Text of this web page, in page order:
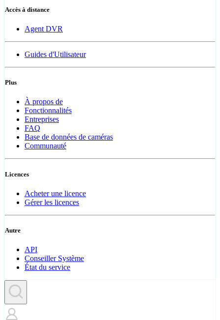
Accès à distance
Agent DVR
Guides d'Utilisateur
Plus
À propos de
Fonctionnalités
Entreprises
FAQ
Base de données de caméras
Communauté
Licences
Acheter une licence
Gérer les licences
Autre
API
Conseiller Système
État du service